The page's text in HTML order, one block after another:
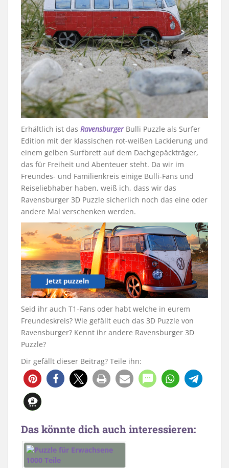
Erhältlich ist das RavensburgerBulli Puzzle als Surfer
Edition mit der klassischen rot-weißen Lackierung und
einem gelben Surfbrett auf dem Dachgepäckträger,
das für Freiheit und Abenteuer steht. Da wir im
Freundes- und Familienkreis einige Bulli-Fans und
Reiseliebhaber haben, weiß ich, dass wir das
Ravensburger 3D Puzzle sicherlich noch das eine oder
andere Mal verschenken werden.
Seid ihr auch T1-Fans oder habt welche in eurem
Freundeskreis? Wie gefällt euch das 3D Puzzle von
Ravensburger? Kennt ihr andere Ravensburger 3D
Puzzle?
Dir gefällt dieser Beitrag? Teile ihn:
Das könnte dich auch interessieren: